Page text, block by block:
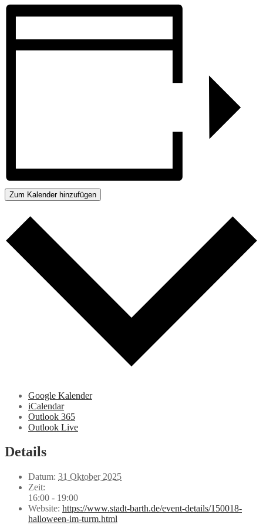
Zum Kalender hinzufügen
Google Kalender
iCalendar
Outlook 365
Outlook Live
Details
Datum: 31 Oktober 2025
Zeit:
16:00 - 19:00
Website: https://www.stadt-barth.de/event-details/150018-
halloween-im-turm.html